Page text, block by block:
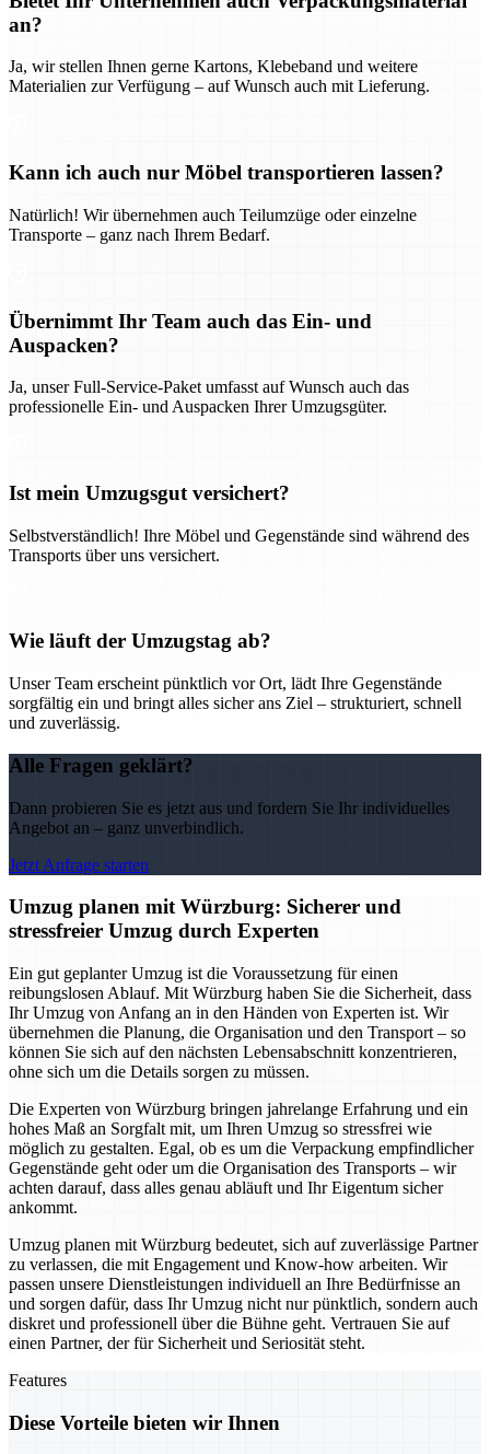
an?
Ja, wir stellen Ihnen gerne Kartons, Klebeband und weitere
Materialien zur Verfügung – auf Wunsch auch mit Lieferung.
Kann ich auch nur Möbel transportieren lassen?
Natürlich! Wir übernehmen auch Teilumzüge oder einzelne
Transporte – ganz nach Ihrem Bedarf.
Übernimmt Ihr Team auch das Ein- und
Auspacken?
Ja, unser Full-Service-Paket umfasst auf Wunsch auch das
professionelle Ein- und Auspacken Ihrer Umzugsgüter.
Ist mein Umzugsgut versichert?
Selbstverständlich! Ihre Möbel und Gegenstände sind während des
Transports über uns versichert.
Wie läuft der Umzugstag ab?
Unser Team erscheint pünktlich vor Ort, lädt Ihre Gegenstände
sorgfältig ein und bringt alles sicher ans Ziel – strukturiert, schnell
und zuverlässig.
Alle Fragen geklärt?
Dann probieren Sie es jetzt aus und fordern Sie Ihr individuelles
Angebot an – ganz unverbindlich.
Jetzt Anfrage starten
Umzug planen mit Würzburg: Sicherer und
stressfreier Umzug durch Experten
Ein gut geplanter Umzug ist die Voraussetzung für einen
reibungslosen Ablauf. Mit Würzburg haben Sie die Sicherheit, dass
Ihr Umzug von Anfang an in den Händen von Experten ist. Wir
übernehmen die Planung, die Organisation und den Transport – so
können Sie sich auf den nächsten Lebensabschnitt konzentrieren,
ohne sich um die Details sorgen zu müssen.
Die Experten von Würzburg bringen jahrelange Erfahrung und ein
hohes Maß an Sorgfalt mit, um Ihren Umzug so stressfrei wie
möglich zu gestalten. Egal, ob es um die Verpackung empfindlicher
Gegenstände geht oder um die Organisation des Transports – wir
achten darauf, dass alles genau abläuft und Ihr Eigentum sicher
ankommt.
Umzug planen mit Würzburg bedeutet, sich auf zuverlässige Partner
zu verlassen, die mit Engagement und Know-how arbeiten. Wir
passen unsere Dienstleistungen individuell an Ihre Bedürfnisse an
und sorgen dafür, dass Ihr Umzug nicht nur pünktlich, sondern auch
diskret und professionell über die Bühne geht. Vertrauen Sie auf
einen Partner, der für Sicherheit und Seriosität steht.
Features
Diese Vorteile bieten wir Ihnen